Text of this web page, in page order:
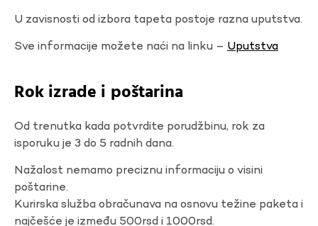
U zavisnosti od izbora tapeta postoje razna uputstva.
Sve informacije možete naći na linku – Uputstva
Rok izrade i poštarina
Od trenutka kada potvrdite porudžbinu, rok za
isporuku je 3 do 5 radnih dana.
Nažalost nemamo preciznu informaciju o visini
poštarine.
Kurirska služba obračunava na osnovu težine paketa i
najčešće je između 500rsd i 1000rsd.